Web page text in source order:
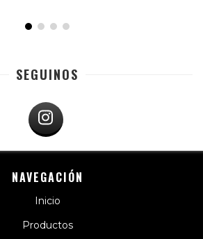
SEGUINOS
NAVEGACIÓN
Inicio
Productos